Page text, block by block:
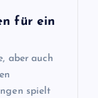
für ein
aber auch
spielt